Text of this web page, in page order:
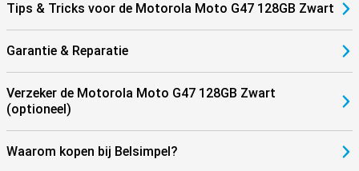
Tips & Tricks voor de Motorola Moto G47 128GB Zwart
Garantie & Reparatie
Verzeker de Motorola Moto G47 128GB Zwart
(optioneel)
Waarom kopen bij Belsimpel?